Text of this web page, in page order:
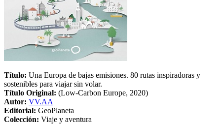
Título: Una Europa de bajas emisiones. 80 rutas inspiradoras y
sostenibles para viajar sin volar.
Título Original: (Low-Carbon Europe, 2020)
Autor: VV.AA
Editorial: GeoPlaneta
Colección: Viaje y aventura